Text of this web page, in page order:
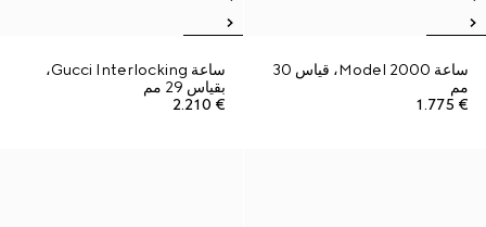
ساعة Model 2000، قياس 30
مم
€ 1.775
ساعة Gucci Interlocking،
بقياس 29 مم
€ 2.210